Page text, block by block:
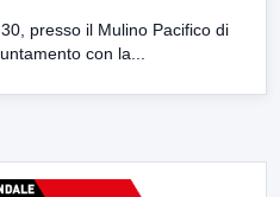
presso il Mulino Pacifico di
con la...